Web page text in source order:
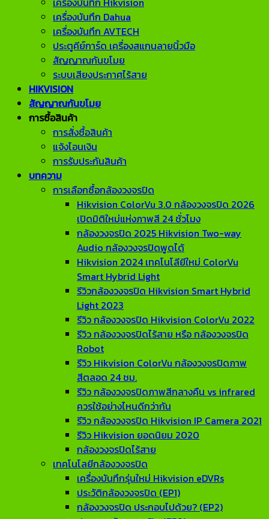
เครื่องบันทึก Dahua
เครื่องบันทึก AVTECH
ประตูคีย์การ์ด เครื่องสแกนลายนิ้วมือ
สัญญาณกันขโมย
ระบบเสียงประกาศไร้สาย
HIKVISION
สัญญาณกันขโมย
การซื้อสินค้า
การสั่งซื้อสินค้า
แจ้งโอนเงิน
การรับประกันสินค้า
บทความ
การเลือกซื้อกล้องวงจรปิด
Hikvision ColorVu 3.0 กล้องวงจรปิด 2026
เปิดมิติใหม่แห่งภาพสี 24 ชั่วโมง
กล้องวงจรปิด 2025 Hikvision Two-way
Audio กล้องวงจรปิดพูดได้
Hikvision 2024 เทคโนโลียีใหม่ ColorVu
Smart Hybrid Light
รีวิวกล้องวงจรปิด Hikvision Smart Hybrid
Light 2023
รีวิว กล้องวงจรปิด Hikvision ColorVu 2022
รีวิว กล้องวงจรปิดไร้สาย หรือ กล้องวงจรปิด
Robot
รีวิว Hikvision ColorVu กล้องวงจรปิดภาพ
สีตลอด 24 ชม.
รีวิว กล้องวงจรปิดภาพสีกลางคืน vs infrared
ควรใช้อย่างไหนดีกว่ากัน
รีวิว กล้องวงจรปิด Hikvision IP Camera 2021
รีวิว Hikvision ยอดนิยม 2020
กล้องวงจรปิดไร้สาย
เทคโนโลยีกล้องวงจรปิด
เครื่องบันทึกรุ่นใหม่ Hikvision eDVRs
ประวัติกล้องวงจรปิด (EP1)
กล้องวงจรปิด ประกอบไปด้วย? (EP2)